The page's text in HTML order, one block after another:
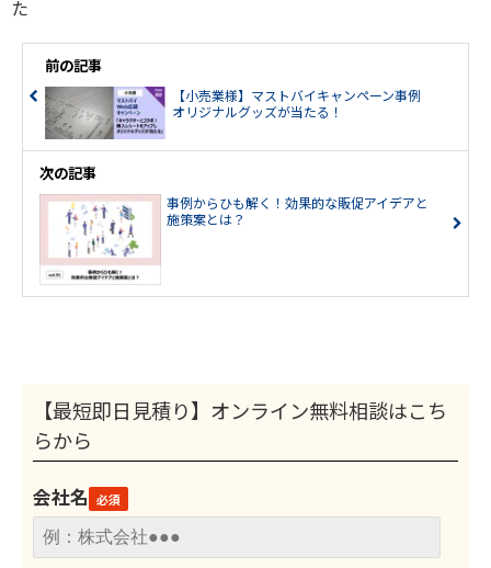
た
前の記事
【小売業様】マストバイキャンペーン事例
オリジナルグッズが当たる！
次の記事
事例からひも解く！効果的な販促アイデアと
施策案とは？
【最短即日見積り】オンライン無料相談はこち
らから
会社名